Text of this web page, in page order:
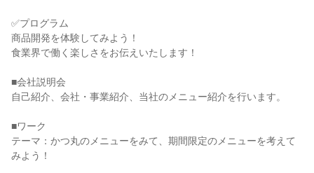
✅プログラム
商品開発を体験してみよう！
食業界で働く楽しさをお伝えいたします！
■会社説明会
自己紹介、会社・事業紹介、当社のメニュー紹介を行います。
■ワーク
テーマ：かつ丸のメニューをみて、期間限定のメニューを考えて
みよう！